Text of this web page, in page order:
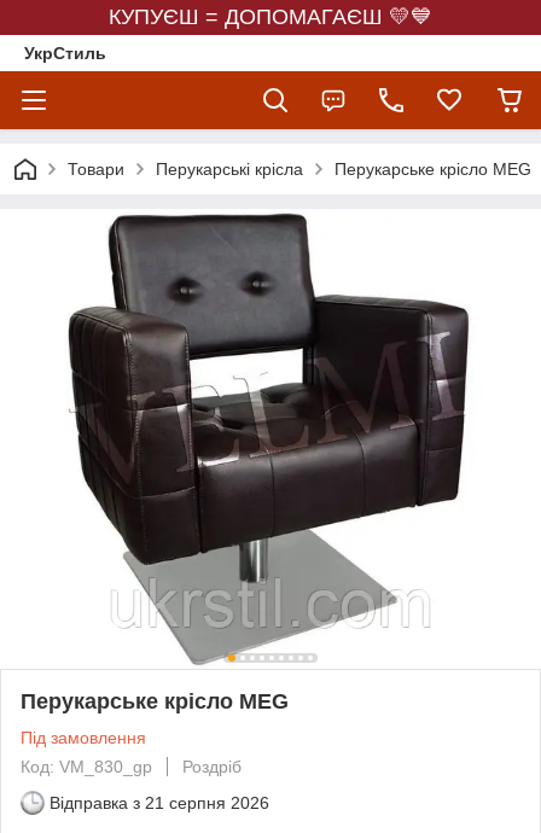
КУПУЄШ = ДОПОМАГАЄШ 💛💙
УкрСтиль
Товари Перукарські крісла Перукарське крісло MEG
Перукарське крісло MEG
Під замовлення
Код: VM_830_gp
Роздріб
Відправка з 21 серпня 2026